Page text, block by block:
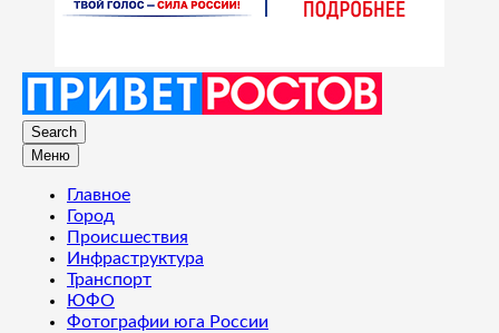
Search
Меню
Главное
Город
Происшествия
Инфраструктура
Транспорт
ЮФО
Фотографии юга России